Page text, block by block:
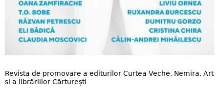
Revista de promovare a editurilor Curtea Veche, Nemira, Art
si a librăriilor Cărturești